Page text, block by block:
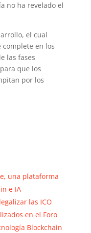
no ha revelado el
el cual
complete en los
las fases
que los
por los
una plataforma
e IA
las ICO
en el Foro
Blockchain